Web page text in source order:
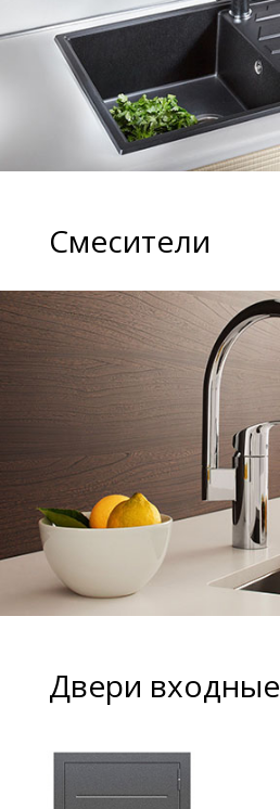
Смесители
Двери входные